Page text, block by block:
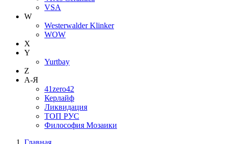
VSA
W
Westerwalder Klinker
WOW
X
Y
Yurtbay
Z
А-Я
41zero42
Керлайф
Ликвидация
ТОП РУС
Философия Мозаики
Главная